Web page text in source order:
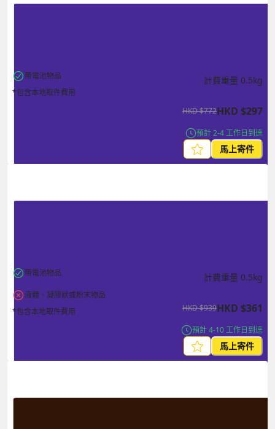
帶電池物品
*包含本地取件費用
計費重量 0.5kg
HKD$772HKD $297
預計 2-4 工作日到達
馬上寄件
帶電池物品
液體、凝膠狀或粉末物品
*包含本地取件費用
計費重量 0.5kg
HKD$939HKD $361
預計 4-10 工作日到達
馬上寄件